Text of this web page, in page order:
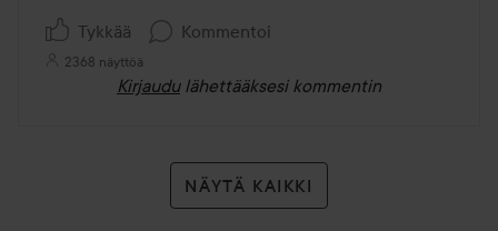
Tykkää Kommentoi
2368 näyttöä
Kirjaudu lähettääksesi kommentin
NÄYTÄ KAIKKI